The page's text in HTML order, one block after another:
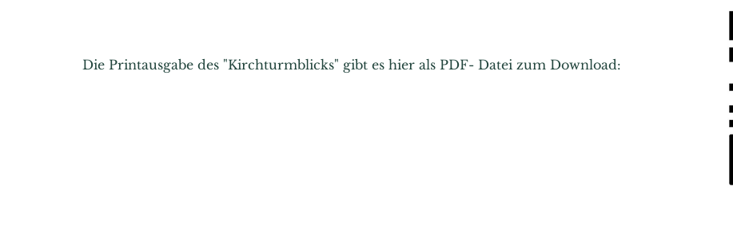
Die Printausgabe des "Kirchturmblicks" gibt es hier als PDF- Datei zum Download: